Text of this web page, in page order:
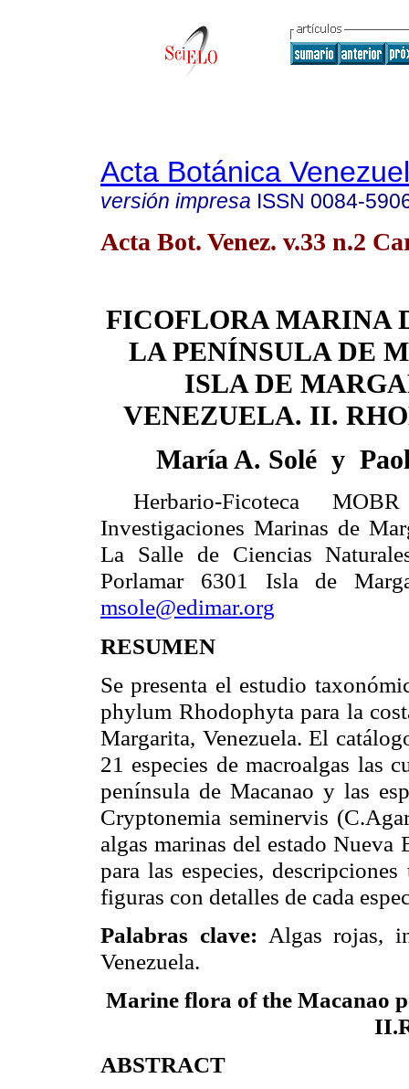
Acta Botánica
versión impresa ISSN 0084-
Acta Bot. Venez. v.33 n.2
FICOFLORA MARINA
LA PENÍNSULA DE
ISLA DE
VENEZUELA. II.
María A. Solé y
Herbario-Ficoteca
Investigaciones Marinas de
La Sallede Ciencias
Porlamar 6301 Isla de
msole@edimar.org
RESUMEN
Se presenta el estudio
phylum Rhodophyta para la
Margarita, Venezuela. El
21 especies de macroalgas las
península de Macanao y las
Cryptonemia seminervis
algas marinas del estado Nueva
para las especies,
figuras con detalles de cada
Palabras clave: Algas rojas,
Venezuela.
Marine flora of the Macanao
ABSTRACT